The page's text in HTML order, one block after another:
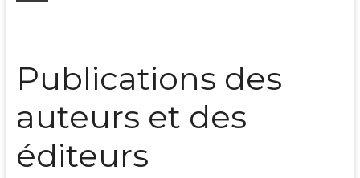
Publications des
auteurs et des
éditeurs